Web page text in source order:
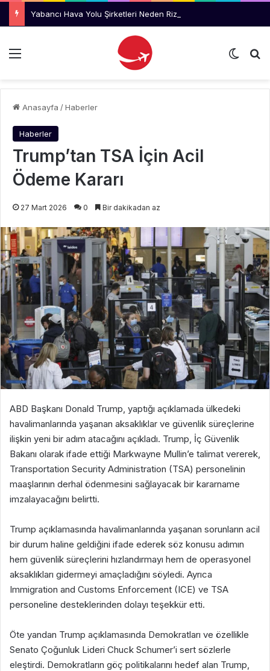
Menü Dış
Anasayfa /Haberler
Haberler
Trump’tan TSA İçin Acil
Ödeme Kararı
27 Mart 2026 0 Bir dakikadan az
ABD Başkanı Donald Trump, yaptığı açıklamada ülkedeki
havalimanlarında yaşanan aksaklıklar ve güvenlik süreçlerine
ilişkin yeni bir adım atacağını açıkladı. Trump, İç Güvenlik
Bakanı olarak ifade ettiği Markwayne Mullin’e talimat vererek,
Transportation Security Administration (TSA) personelinin
maaşlarının derhal ödenmesini sağlayacak bir kararname
imzalayacağını belirtti.
Trump açıklamasında havalimanlarında yaşanan sorunların acil
bir durum haline geldiğini ifade ederek söz konusu adımın
hem güvenlik süreçlerini hızlandırmayı hem de operasyonel
aksaklıkları gidermeyi amaçladığını söyledi. Ayrıca
Immigration and Customs Enforcement (ICE) ve TSA
personeline desteklerinden dolayı teşekkür etti.
Öte yandan Trump açıklamasında Demokratları ve özellikle
Senato Çoğunluk Lideri Chuck Schumer’i sert sözlerle
eleştirdi. Demokratların göç politikalarını hedef alan Trump,